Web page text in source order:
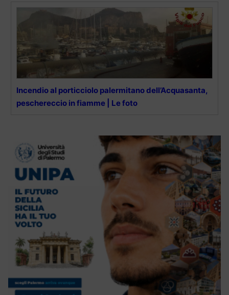
Incendio al porticciolo palermitano dell’Acquasanta,
peschereccio in fiamme | Le foto